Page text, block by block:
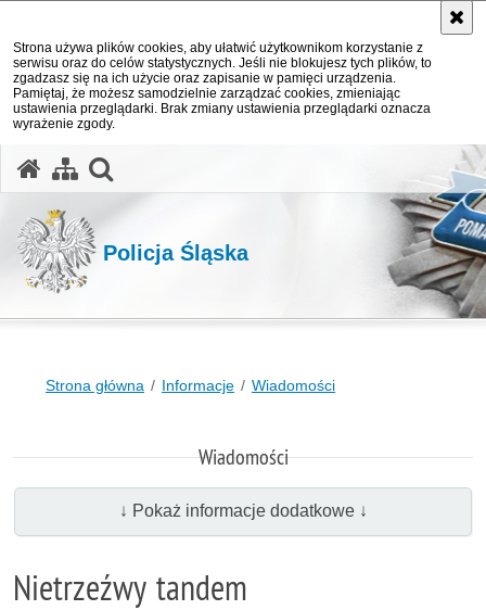
Strona używa plików cookies, aby ułatwić użytkownikom korzystanie z
serwisu oraz do celów statystycznych. Jeśli nie blokujesz tych plików, to
zgadzasz się na ich użycie oraz zapisanie w pamięci urządzenia.
Pamiętaj, że możesz samodzielnie zarządzać cookies, zmieniając
ustawienia przeglądarki. Brak zmiany ustawienia przeglądarki oznacza
wyrażenie zgody.
Policja Śląska
Strona główna Informacje Wiadomości
Wiadomości
↓ Pokaż informacje dodatkowe ↓
Nietrzeźwy tandem